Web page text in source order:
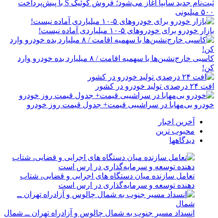
ثبت‌نام جدید سایپا آغاز می‌شود؛ فروش کوئیک S با پیش‌پرداخت
۵۰۰ میلیونی
بازار خودرو برای خودروهای ۵-۱۰ میلیاردی آماده نیست!
کاسبی خارج‌نشین‌ها با سهمیه اقامت / ۸ میلیارد بده خودرو وارد
کن!
افت ۲۴ درصدی تولید خودرو در کشور
خودرو بی‌مهابا در سراشیبی قیمت+ جدول قیمت روز خودرو
آخرین اخبار
محبوب ترین
دیدگاهها
تعامل سازنده میان دستگاه‌ های اجرایی و قضایی، شتاب‌
دهنده توسعه و سرمایه‌گذاری در ارس است
انسداد مسیر جنوب به شمال چالوس و آزادراه تهران ــ شمال